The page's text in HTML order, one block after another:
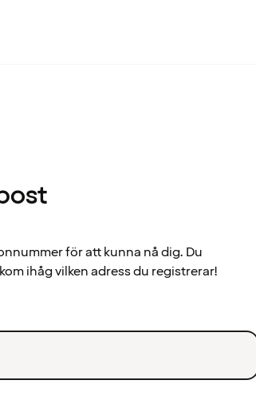
för att kunna nå dig. Du
ihåg vilken adress du registrerar!